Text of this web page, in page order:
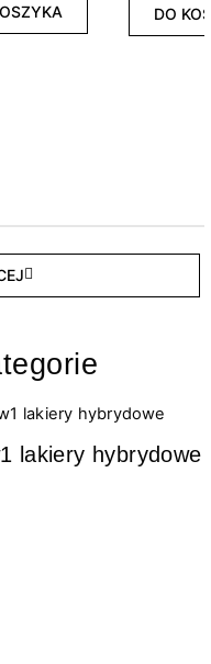
DO
lakiery hybrydowe